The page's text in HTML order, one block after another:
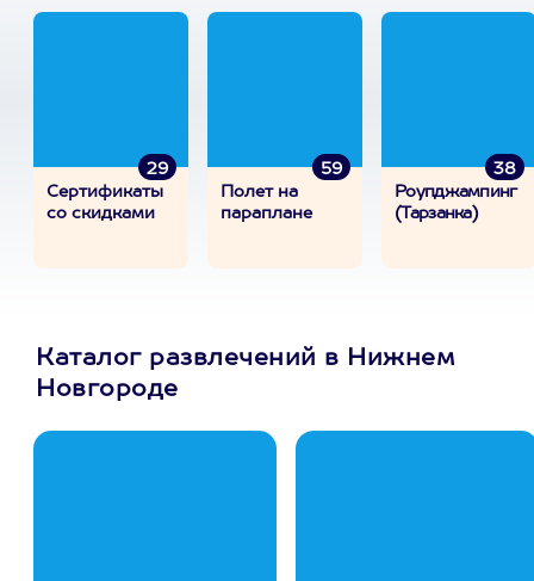
29
Сертификаты
со скидками
59
Полет на
параплане
38
Роупджампинг
(Тарзанка)
Каталог развлечений в Нижнем
Новгороде